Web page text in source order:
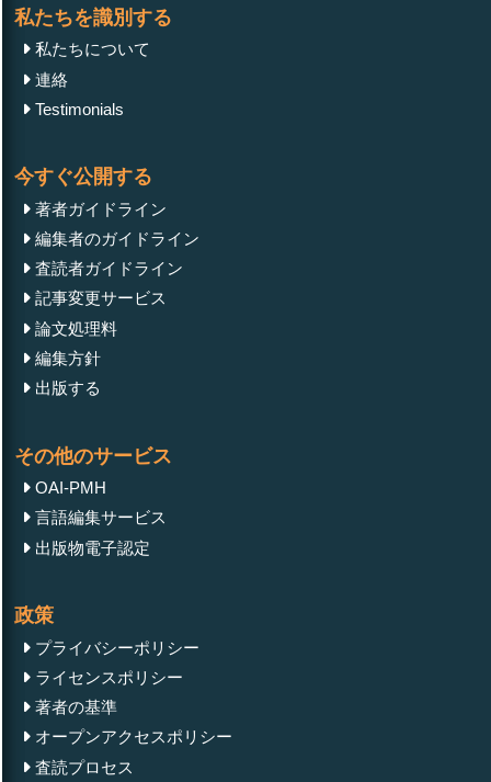
私たちを識別する
私たちについて
連絡
Testimonials
今すぐ公開する
著者ガイドライン
編集者のガイドライン
査読者ガイドライン
記事変更サービス
論文処理料
編集方針
出版する
その他のサービス
OAI-PMH
言語編集サービス
出版物電子認定
政策
プライバシーポリシー
ライセンスポリシー
著者の基準
オープンアクセスポリシー
査読プロセス